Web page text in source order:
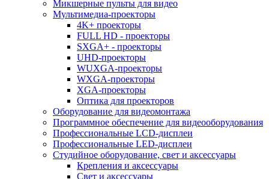
Микшерные пульты для видео
Мультимедиа-проекторы
4K+ проекторы
FULL HD - проекторы
SXGA+ - проекторы
UHD-проекторы
WUXGA-проекторы
WXGA-проекторы
XGA-проекторы
Оптика для проекторов
Оборудование для видеомонтажа
Программное обеспечение для видеооборудования
Профессиональные LCD-дисплеи
Профессиональные LED-дисплеи
Студийное оборудование, свет и аксессуары
Крепления и аксессуары
Свет и аксессуары